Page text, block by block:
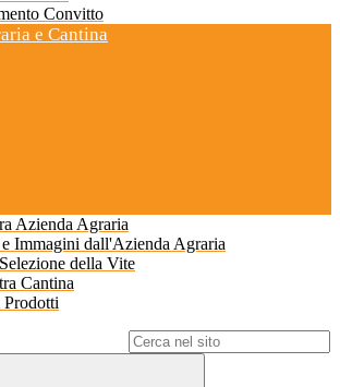
Convitto
e Cantina
Azienda Agraria
Immagini dall'Azienda Agraria
della Vite
Cantina